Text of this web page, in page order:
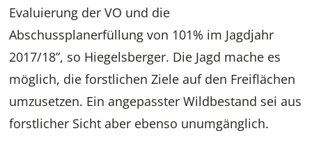
Evaluierung der VO und die
Abschussplanerfüllung von 101% im Jagdjahr
2017/18”, so Hiegelsberger. Die Jagd mache es
möglich, die forstlichen Ziele auf den Freiflächen
umzusetzen. Ein angepasster Wildbestand sei aus
forstlicher Sicht aber ebenso unumgänglich.